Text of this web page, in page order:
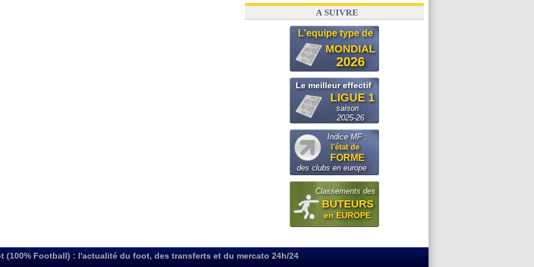
A SUIVRE
L'equipe type de
MONDIAL
2026
Le meilleur effectif
LIGUE 1
saison
2025-26
Indice MF :
l'état de
FORME
des clubs en europe
Classements des
BUTEURS
en EUROPE
(100% Football) : l'actualité du foot, des transferts et du mercato 24h/24